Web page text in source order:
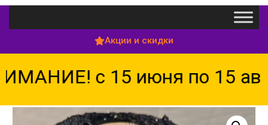
Акции и скидки
с 15 июня по 15